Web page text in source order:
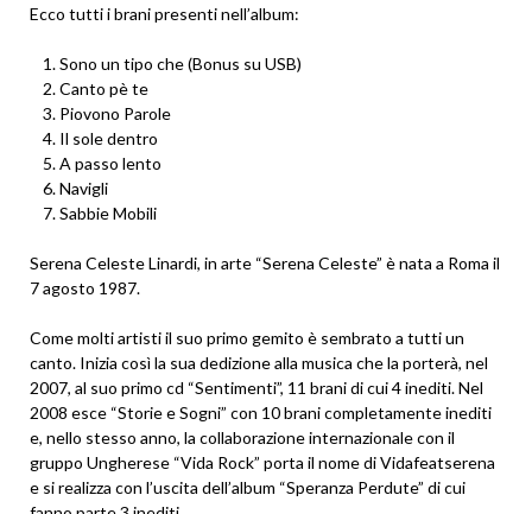
Ecco tutti i brani presenti nell’album:
Sono un tipo che (Bonus su USB)
Canto pè te
Piovono Parole
Il sole dentro
A passo lento
Navigli
Sabbie Mobili
Serena Celeste Linardi, in arte “Serena Celeste” è nata a Roma il
7 agosto 1987.
Come molti artisti il suo primo gemito è sembrato a tutti un
canto. Inizia così la sua dedizione alla musica che la porterà, nel
2007, al suo primo cd “Sentimenti”, 11 brani di cui 4 inediti. Nel
2008 esce “Storie e Sogni” con 10 brani completamente inediti
e, nello stesso anno, la collaborazione internazionale con il
gruppo Ungherese “Vida Rock” porta il nome di Vidafeatserena
e si realizza con l’uscita dell’album “Speranza Perdute” di cui